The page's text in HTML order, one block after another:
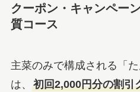
クーポン・キャンペー
質コース
主菜のみで構成される「
は、 初回2,000円分の割引